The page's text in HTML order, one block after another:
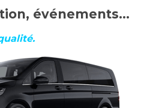
événements…